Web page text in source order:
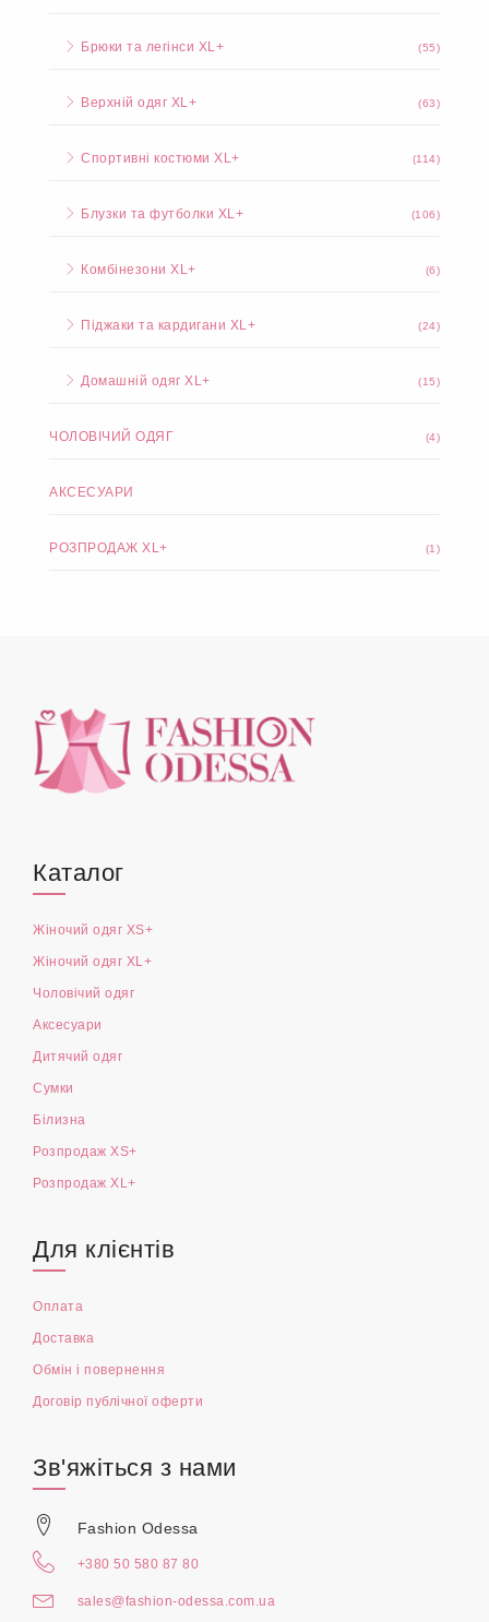
Брюки та легінси XL+ (55)
Верхній одяг XL+ (63)
Спортивні костюми XL+ (114)
Блузки та футболки XL+ (106)
Комбінезони XL+ (6)
Піджаки та кардигани XL+ (24)
Домашній одяг XL+ (15)
ЧОЛОВІЧИЙ ОДЯГ (4)
АКСЕСУАРИ
РОЗПРОДАЖ XL+ (1)
Каталог
Жіночий одяг XS+
Жіночий одяг XL+
Чоловічий одяг
Аксесуари
Дитячий одяг
Сумки
Білизна
Розпродаж XS+
Розпродаж XL+
Для клієнтів
Оплата
Доставка
Обмін і повернення
Договір публічної оферти
Зв'яжіться з нами
Fashion Odessa
+380 50 580 87 80
sales@fashion-odessa.com.ua